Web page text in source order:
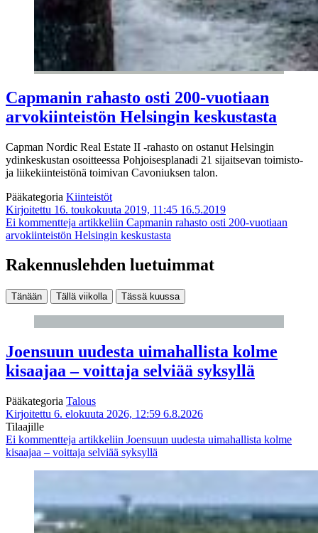
Capmanin rahasto osti 200-vuotiaan
arvokiinteistön Helsingin keskustasta
Capman Nordic Real Estate II -rahasto on ostanut Helsingin
ydinkeskustan osoitteessa Pohjoisesplanadi 21 sijaitsevan toimisto-
ja liikekiinteistönä toimivan Cavoniuksen talon.
Pääkategoria Kiinteistöt
Kirjoitettu 16. toukokuuta 2019, 11:45 16.5.2019
Ei kommentteja artikkeliin Capmanin rahasto osti 200-vuotiaan
arvokiinteistön Helsingin keskustasta
Rakennuslehden luetuimmat
Tänään Tällä viikolla Tässä kuussa
Joensuun uudesta uimahallista kolme
kisaajaa – voittaja selviää syksyllä
Pääkategoria Talous
Kirjoitettu 6. elokuuta 2026, 12:59 6.8.2026
Tilaajille
Ei kommentteja artikkeliin Joensuun uudesta uimahallista kolme
kisaajaa – voittaja selviää syksyllä